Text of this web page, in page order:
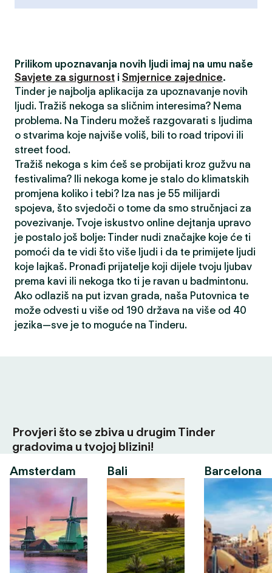
Prilikom upoznavanja novih ljudi imaj na umu naše
Savjete za sigurnost i Smjernice zajednice.
Tinder je najbolja aplikacija za upoznavanje novih
ljudi. Tražiš nekoga sa sličnim interesima? Nema
problema. Na Tinderu možeš razgovarati s ljudima
o stvarima koje najviše voliš, bili to road tripovi ili
street food.
Tražiš nekoga s kim ćeš se probijati kroz gužvu na
festivalima? Ili nekoga kome je stalo do klimatskih
promjena koliko i tebi? Iza nas je 55 milijardi
spojeva, što svjedoči o tome da smo stručnjaci za
povezivanje. Tvoje iskustvo online dejtanja upravo
je postalo još bolje: Tinder nudi značajke koje će ti
pomoći da te vidi što više ljudi i da te primijete ljudi
koje lajkaš. Pronađi prijatelje koji dijele tvoju ljubav
prema kavi ili nekoga tko ti je ravan u badmintonu.
Ako odlaziš na put izvan grada, naša Putovnica te
može odvesti u više od 190 država na više od 40
jezika—sve je to moguće na Tinderu.
Provjeri što se zbiva u drugim Tinder
gradovima u tvojoj blizini!
Amsterdam
Bali Barcelona